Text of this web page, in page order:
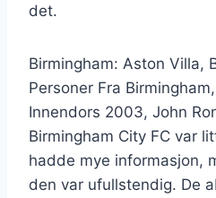
det.
Birmingham: Aston Villa,
Personer Fra
Innendors 2003, John
Birmingham City FC var
hadde mye informasjon,
den var ufullstendig. De